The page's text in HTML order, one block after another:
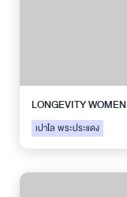
LONGEVITY WOMEN
เปาโล พระประแดง